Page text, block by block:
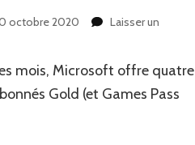
octobre 2020
Laisser un
mois, Microsoft offre quatre
Gold (et Games Pass